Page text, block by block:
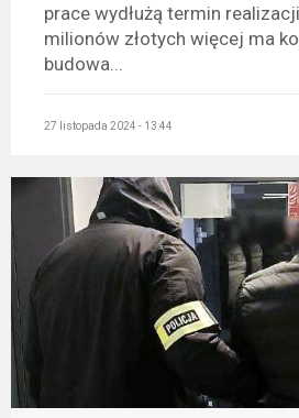
prace wydłużą termin
milionów złotych więcej ma
budowa...
27 listopada 2024 - 13:44